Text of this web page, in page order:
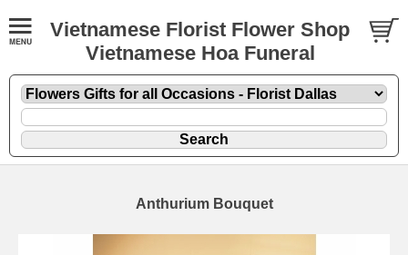
Vietnamese Florist Flower Shop
Vietnamese Hoa Funeral
Anthurium Bouquet